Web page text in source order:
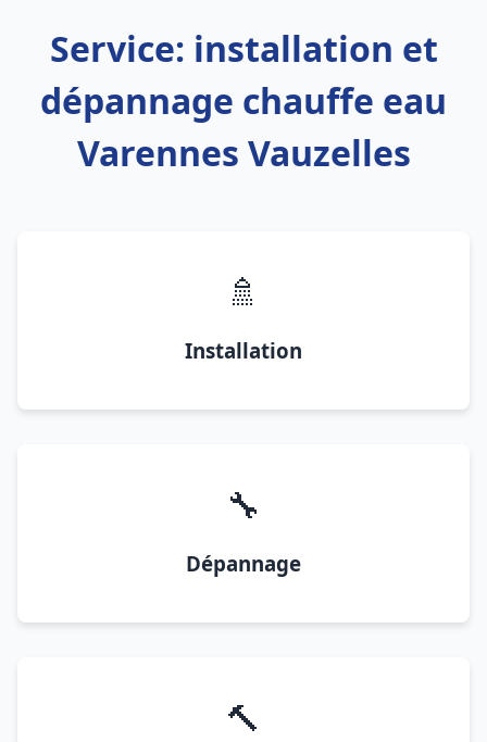
Service: installation et
dépannage chauffe eau
Varennes Vauzelles
🚿
Installation
🔧
Dépannage
🔨